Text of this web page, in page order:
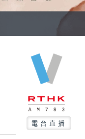
電台直播